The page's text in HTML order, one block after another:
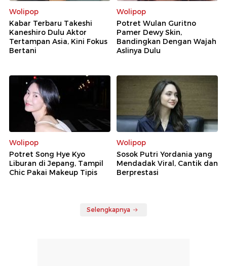
Wolipop
Kabar Terbaru Takeshi
Kaneshiro Dulu Aktor
Tertampan Asia, Kini Fokus
Bertani
Wolipop
Potret Wulan Guritno
Pamer Dewy Skin,
Bandingkan Dengan Wajah
Aslinya Dulu
Wolipop
Potret Song Hye Kyo
Liburan di Jepang, Tampil
Chic Pakai Makeup Tipis
Wolipop
Sosok Putri Yordania yang
Mendadak Viral, Cantik dan
Berprestasi
Selengkapnya